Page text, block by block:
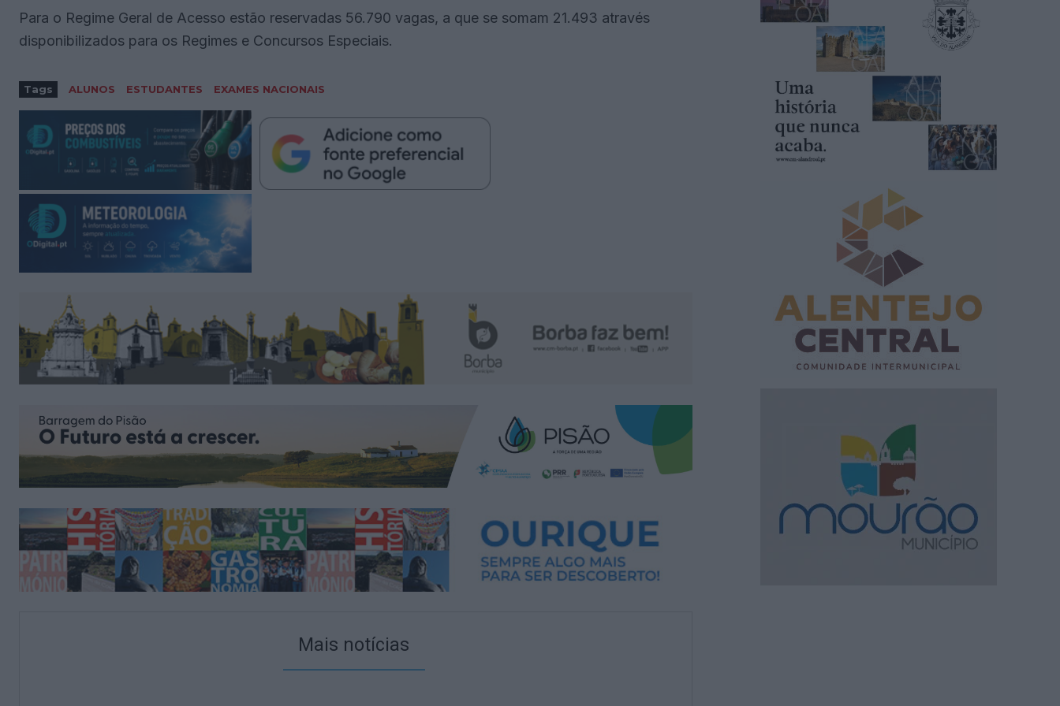
Para o Regime Geral de Acesso estão reservadas 56.790 vagas, a que se somam 21.493 através
disponibilizados para os Regimes e Concursos Especiais.
Tags ALUNOS ESTUDANTES EXAMES NACIONAIS
Mais notícias